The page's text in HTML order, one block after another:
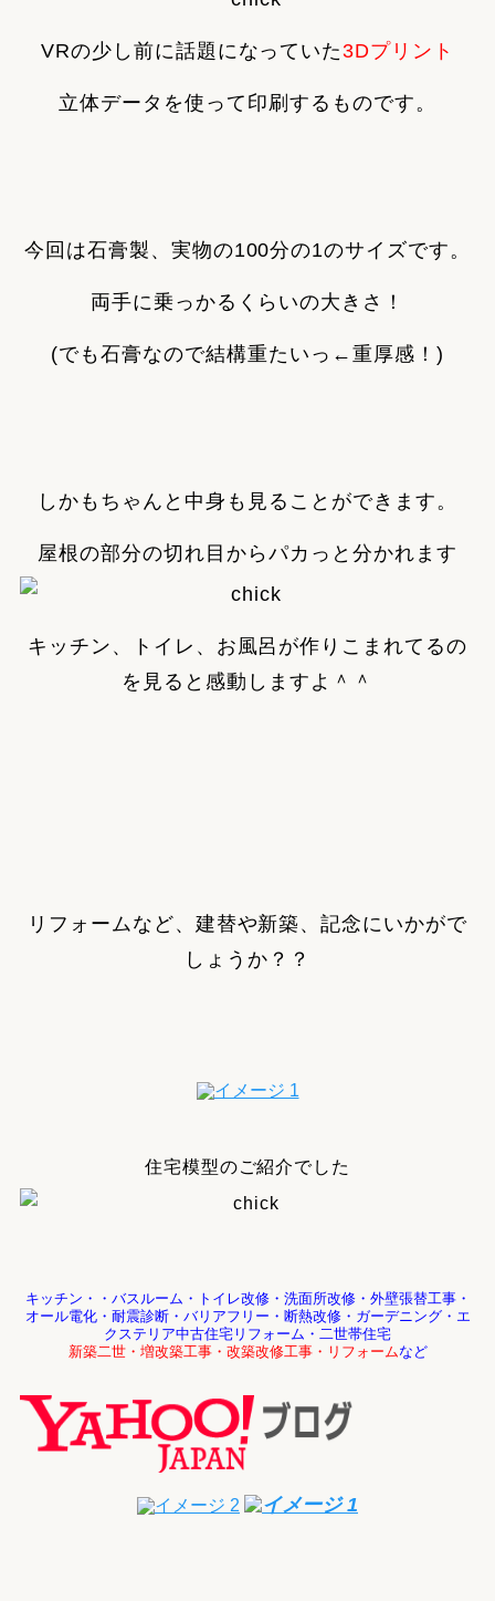
VRの少し前に話題になっていた3Dプリント
立体データを使って印刷するものです。
今回は石膏製、実物の100分の1のサイズです。
両手に乗っかるくらいの大きさ！
(でも石膏なので結構重たいっ←重厚感！)
しかもちゃんと中身も見ることができます。
屋根の部分の切れ目からパカっと分かれます
キッチン、トイレ、お風呂が作りこまれてるの
を見ると感動しますよ＾＾
リフォームなど、建替や新築、記念にいかがで
しょうか？？
住宅模型のご紹介でした
キッチン・・バスルーム・トイレ改修・洗面所改修・外壁張替工事・
オール電化・耐震診断・ バリアフリー・断熱改修・ガーデニング・エ
クステリア中古住宅リフォーム・二世帯住宅
新築二世・増改築工事・改築改修工事・リフォームなど